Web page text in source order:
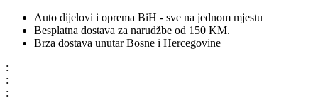
Auto dijelovi i oprema BiH - sve na jednom mjestu
Besplatna dostava za narudžbe od 150 KM.
Brza dostava unutar Bosne i Hercegovine
:
:
: